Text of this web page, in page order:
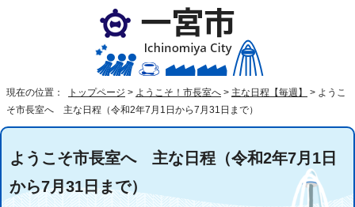
現在の位置： トップページ > ようこそ！市長室へ > 主な日程【毎週】 > ようこ
そ市長室へ 主な日程（令和2年7月1日から7月31日まで）
ようこそ市長室へ 主な日程（令和2年7月1日
から7月31日まで）